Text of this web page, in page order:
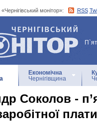
монітор»: RSS
монітор»
Економічна
Чернігівщина
Соколов -
плати